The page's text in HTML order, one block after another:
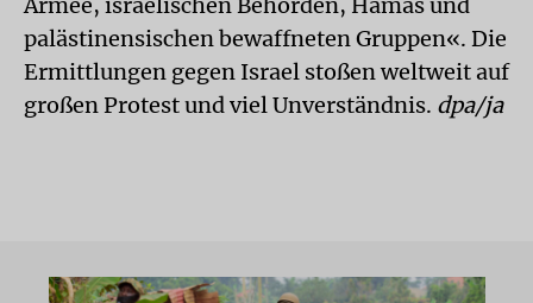
palästinensischen bewaffneten Gruppen«. Die
Ermittlungen gegen Israel stoßen weltweit auf
großen Protest und viel Unverständnis. dpa/ja